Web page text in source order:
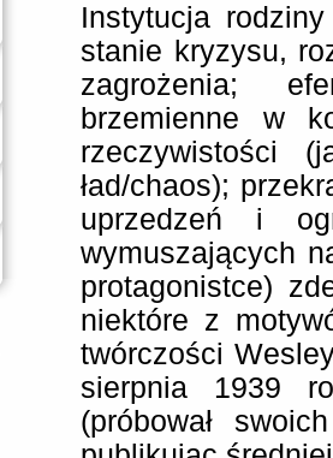
Instytucja
stanie kryzysu,
zagrożenia;
brzemienne w
rzeczywistości
ład/chaos);
uprzedzeń i
wymuszających
protagonistce)
niektóre z
twórczości
sierpnia 1939
(próbował